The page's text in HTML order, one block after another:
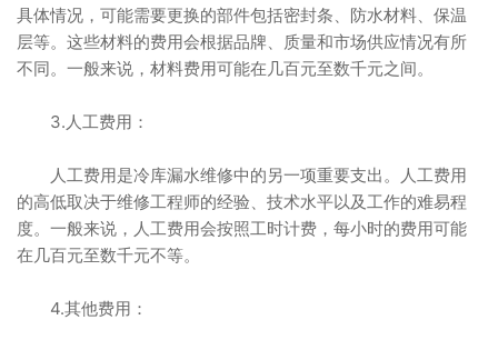
具体情况，可能需要更换的部件包括密封条、防水材料、保温
层等。这些材料的费用会根据品牌、质量和市场供应情况有所
不同。一般来说，材料费用可能在几百元至数千元之间。
3.人工费用：
人工费用是冷库漏水维修中的另一项重要支出。人工费用
的高低取决于维修工程师的经验、技术水平以及工作的难易程
度。一般来说，人工费用会按照工时计费，每小时的费用可能
在几百元至数千元不等。
4.其他费用：